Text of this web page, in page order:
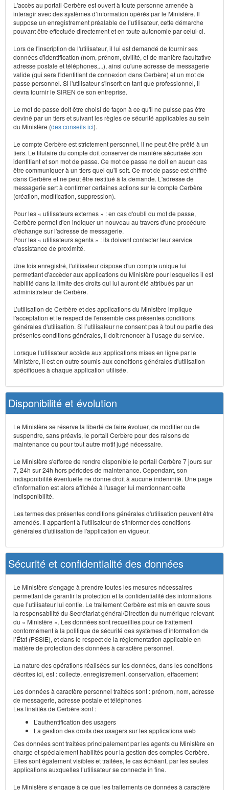
L'accès au portail Cerbère est ouvert à toute personne amenée à
interagir avec des systèmes d’information opérés par le Ministère. Il
suppose un enregistrement préalable de l’utilisateur, cette démarche
pouvant être effectuée directement et en toute autonomie par celui-ci.
Lors de l'inscription de l'utilisateur, il lui est demandé de fournir ses
données d'identification (nom, prénom, civilité, et de manière facultative
adresse postale et téléphones,...), ainsi qu'une adresse de messagerie
valide (qui sera l'identifiant de connexion dans Cerbère) et un mot de
passe personnel. Si l'utilisateur s'inscrit en tant que professionnel, il
devra fournir le SIREN de son entreprise.
Le mot de passe doit être choisi de façon à ce qu'il ne puisse pas être
deviné par un tiers et suivant les règles de sécurité applicables au sein
du Ministère (des conseils ici).
Le compte Cerbère est strictement personnel, il ne peut être prêté à un
tiers. Le titulaire du compte doit conserver de manière sécurisée son
identifiant et son mot de passe. Ce mot de passe ne doit en aucun cas
être communiquer à un tiers quel qu'il soit. Ce mot de passe est chiffré
dans Cerbère et ne peut être restitué à la demande. L'adresse de
messagerie sert à confirmer certaines actions sur le compte Cerbère
(création, modification, suppression).
Pour les « utilisateurs externes » : en cas d'oubli du mot de passe,
Cerbère permet d'en indiquer un nouveau au travers d'une procédure
d'échange sur l'adresse de messagerie.
Pour les « utilisateurs agents » : ils doivent contacter leur service
d'assistance de proximité.
Une fois enregistré, l'utilisateur dispose d'un compte unique lui
permettant d'accèder aux applications du Ministère pour lesquelles il est
habilité dans la limite des droits qui lui auront été attribués par un
administrateur de Cerbère.
L’utilisation de Cerbère et des applications du Ministère implique
l'acceptation et le respect de l'ensemble des présentes conditions
générales d'utilisation. Si l’utilisateur ne consent pas à tout ou partie des
présentes conditions générales, il doit renoncer à l’usage du service.
Lorsque l’utilisateur accède aux applications mises en ligne par le
Ministère, il est en outre soumis aux conditions générales d'utilisation
spécifiques à chaque application utilisée.
Disponibilité et évolution
Le Ministère se réserve la liberté de faire évoluer, de modifier ou de
suspendre, sans préavis, le portail Cerbère pour des raisons de
maintenance ou pour tout autre motif jugé nécessaire.
Le Ministère s'efforce de rendre disponible le portail Cerbère 7 jours sur
7, 24h sur 24h hors périodes de maintenance. Cependant, son
indisponibilité éventuelle ne donne droit à aucune indemnité. Une page
d'information est alors affichée à l'usager lui mentionnant cette
indisponibilité.
Les termes des présentes conditions générales d'utilisation peuvent être
amendés. Il appartient à l'utilisateur de s'informer des conditions
générales d'utilisation de l'application en vigueur.
Sécurité et confidentialité des données
Le Ministère s'engage à prendre toutes les mesures nécessaires
permettant de garantir la protection et la confidentialité des informations
que l’utilisateur lui confie. Le traitement Cerbère est mis en œuvre sous
la responsabilité du Secrétariat général/Direction du numérique relevant
du « Ministère ». Les données sont recueillies pour ce traitement
conformément à la politique de sécurité des systèmes d’information de
l’État (PSSIE), et dans le respect de la réglementation applicable en
matière de protection des données à caractère personnel.
La nature des opérations réalisées sur les données, dans les conditions
décrites ici, est : collecte, enregistrement, conservation, effacement
Les données à caractère personnel traitées sont : prénom, nom, adresse
de messagerie, adresse postale et téléphones
Les finalités de Cerbère sont :
L’authentification des usagers
La gestion des droits des usagers sur les applications web
Ces données sont traitées principalement par les agents du Ministère en
charge et spécialement habilités pour la gestion des comptes Cerbère.
Elles sont également visibles et traitées, le cas échéant, par les seules
applications auxquelles l’utilisateur se connecte in fine.
Le Ministère s’engage à ce que les traitements de données à caractère